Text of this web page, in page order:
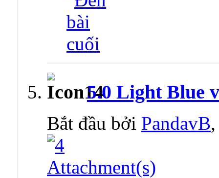
5.0 Light Blue
Bắt đầu bởi PandavB